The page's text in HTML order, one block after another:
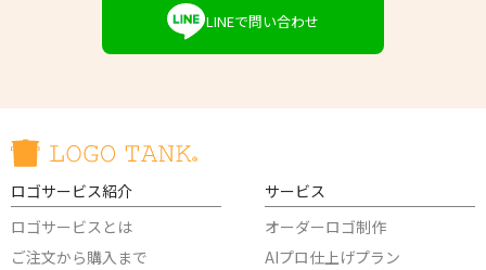
LINEで問い合わせ
ロゴサービス紹介
ロゴサービスとは
ご注文から購入まで
サービス
オーダーロゴ制作
AIプロ仕上げプラン